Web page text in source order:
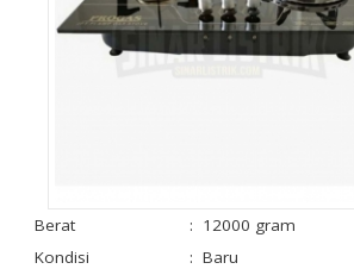
Berat : 12000 gram
Kondisi
: Baru